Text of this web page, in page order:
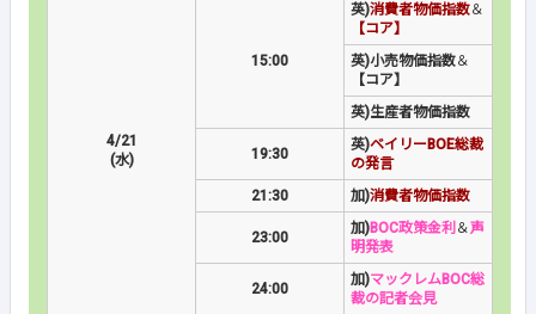
4/21
(水)
15:00
英)消費者物価指数＆
【コア】
英)小売物価指数＆
【コア】
英)生産者物価指数
19:30
英)ベイリーBOE総裁
の発言
21:30
加)消費者物価指数
23:00
加)BOC政策金利 ＆声
明発表
24:00
加)マックレムBOC総
裁の記者会見